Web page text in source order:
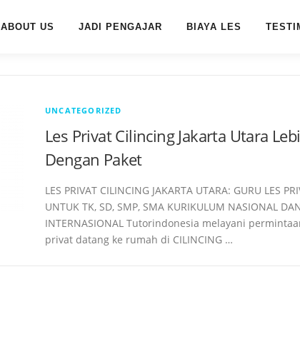
ABOUT US JADI PENGAJAR BIAYA LES
UNCATEGORIZED
Les Privat Cilincing Jakarta Utara
Dengan Paket
LES PRIVAT CILINCING JAKARTA UTARA: GURU LES
UNTUK TK, SD, SMP, SMA KURIKULUM NASIONAL
INTERNASIONAL Tutorindonesia melayani
privat datang ke rumah di CILINCING …